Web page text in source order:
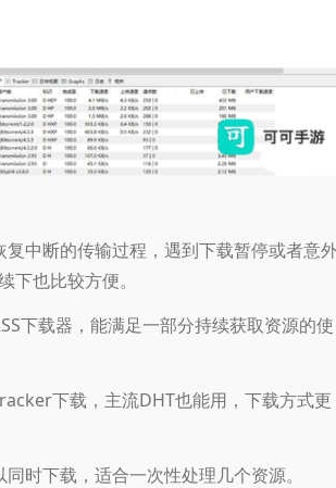
复中断的传输过程，遇到下载暂停或者意
下也比较方便。
下载器，能满足一部分持续获取资源的使
下载，主流DHT也能用，下载方式更
时下载，适合一次性处理几个资源。